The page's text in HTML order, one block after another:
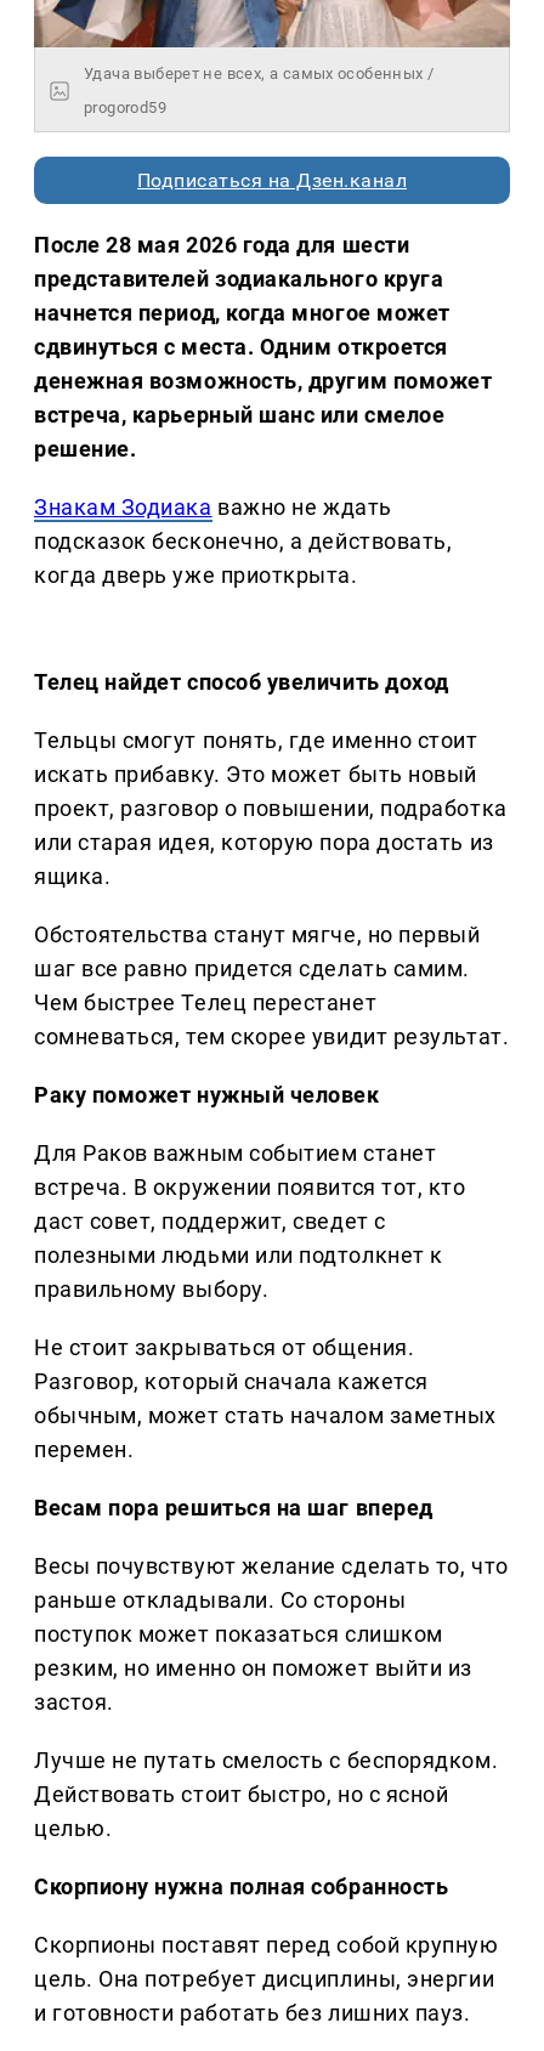
Удача выберет не всех, а самых особенных /
progorod59
Подписаться на Дзен.канал
После 28 мая 2026 года для шести
представителей зодиакального круга
начнется период, когда многое может
сдвинуться с места. Одним откроется
денежная возможность, другим поможет
встреча, карьерный шанс или смелое
решение.
Знакам Зодиака важно не ждать
подсказок бесконечно, а действовать,
когда дверь уже приоткрыта.
Телец найдет способ увеличить доход
Тельцы смогут понять, где именно стоит
искать прибавку. Это может быть новый
проект, разговор о повышении, подработка
или старая идея, которую пора достать из
ящика.
Обстоятельства станут мягче, но первый
шаг все равно придется сделать самим.
Чем быстрее Телец перестанет
сомневаться, тем скорее увидит результат.
Раку поможет нужный человек
Для Раков важным событием станет
встреча. В окружении появится тот, кто
даст совет, поддержит, сведет с
полезными людьми или подтолкнет к
правильному выбору.
Не стоит закрываться от общения.
Разговор, который сначала кажется
обычным, может стать началом заметных
перемен.
Весам пора решиться на шаг вперед
Весы почувствуют желание сделать то, что
раньше откладывали. Со стороны
поступок может показаться слишком
резким, но именно он поможет выйти из
застоя.
Лучше не путать смелость с беспорядком.
Действовать стоит быстро, но с ясной
целью.
Скорпиону нужна полная собранность
Скорпионы поставят перед собой крупную
цель. Она потребует дисциплины, энергии
и готовности работать без лишних пауз.